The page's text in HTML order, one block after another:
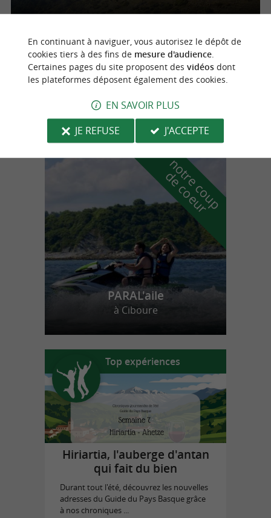
Le Parc Naturel d’Izkiko (Izki)
Sites Naturels
Moreda de Álava
n
o
t
r
e
c
o
u
p
d
e
c
o
e
u
r
PARAL'aile
à Ciboure
Top expériences
Hiriartia, l'auberge d'antan
qui fait du bien
Durant tout l'été, découvrez les nouvelles
adresses du Guide du Pays Basque grâce
à nos chroniques ...
En continuant à naviguer, vous autorisez le dépôt de
cookies tiers à des fins de mesure d'audience.
Certaines pages du site proposent des vidéosdont
les plateformes déposent également des cookies.
EN SAVOIR PLUS
JE REFUSE
J'ACCEPTE